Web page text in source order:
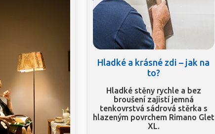
Hladké a krásné zdi – jak na
to?
Hladké stěny rychle a bez
broušení zajistí jemná
tenkovrstvá sádrová stěrka s
hlazeným povrchem Rimano Glet
XL.